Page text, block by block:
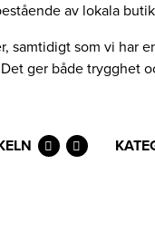
av lokala
samtidigt som vi har
ger både trygghet